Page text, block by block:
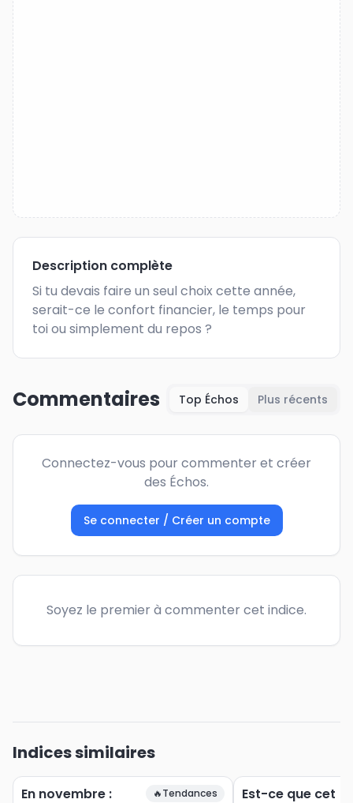
Description complète
Si tu devais faire un seul choix cette année,
serait-ce le confort financier, le temps pour
toi ou simplement du repos ?
Commentaires Top Échos Plus récents
Connectez-vous pour commenter et créer
des Échos.
Se connecter / Créer un compte
Soyez le premier à commenter cet indice.
Indices similaires
En novembre : 🔥Tendances Est-ce que cet